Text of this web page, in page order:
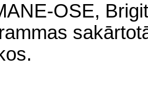
OSE,